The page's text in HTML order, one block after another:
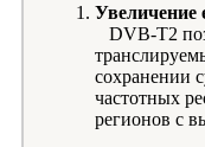
Увеличение
DVB-T2
сохранении
частотных
регионов с